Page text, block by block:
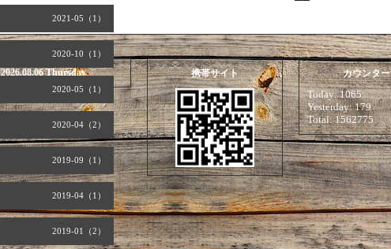
2021-05（1）
2020-10（1）
2020-05（1）
2020-04（2）
2019-09（1）
2019-04（1）
2019-01（2）
2026.08.06 Thursday 携帯サイト カウンター
Today:1065
Yesterday:179
Total:1562775